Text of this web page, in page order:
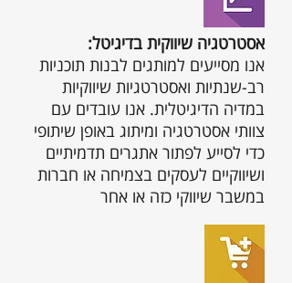
:אסטרטגיה שיווקית בדיגיטל
אנו מסייעים למותגים לבנות תוכניות
רב-שנתיות ואסטרטגיות שיווקיות
במדיה הדיגיטלית. אנו עובדים עם
צוותי אסטרטגיה ומיתוג באופן שיתופי
כדי לסייע לפתור אתגרים תדמיתיים
ושיווקיים לעסקים בצמיחה או חברות
במשבר שיווקי כזה או אחר